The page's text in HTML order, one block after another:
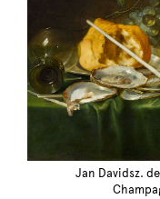
Jan Davidsz.